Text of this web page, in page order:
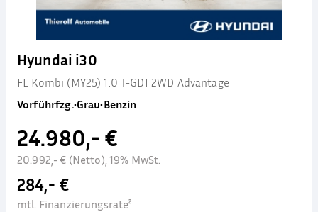
Hyundai i30
FL Kombi (MY25) 1.0 T-GDI 2WD Advantage
Vorführfzg.•Grau•Benzin
24.980,- €
20.992,- € (Netto), 19% MwSt.
284,- €
mtl. Finanzierungsrate²